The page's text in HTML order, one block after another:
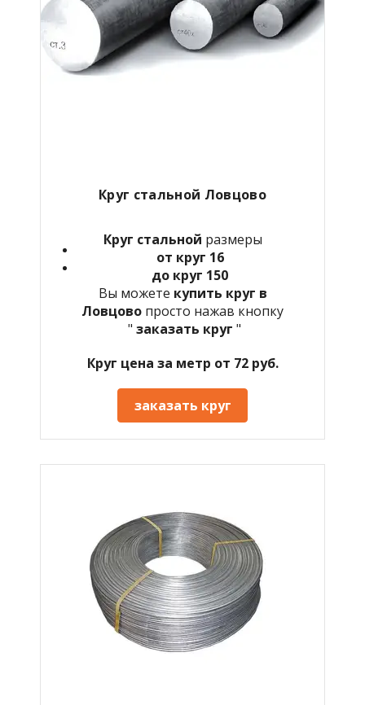
Круг стальной Ловцово
Круг стальной размеры
от круг 16
до круг 150
Вы можете купить круг в
Ловцово просто нажав кнопку
" заказать круг "
Круг цена за метр от 72 руб.
заказать круг